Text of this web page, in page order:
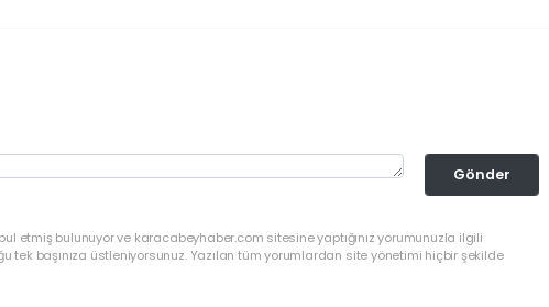
Gönder
etmiş bulunuyor ve karacabeyhaber.com sitesine yaptığınız yorumunuzla ilgili
tek başınıza üstleniyorsunuz. Yazılan tüm yorumlardan site yönetimi hiçbir şekilde